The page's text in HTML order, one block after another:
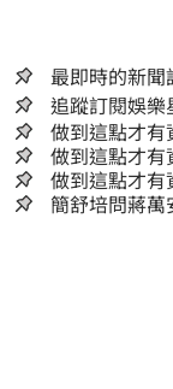
最即時的新
追蹤訂閱娛
做到這點才有
做到這點才有
做到這點才有
簡舒培問蔣